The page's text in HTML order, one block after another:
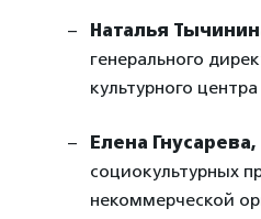
Наталья
генерального
культурного
Елена Гнусарева,
социокультурных
некоммерческой